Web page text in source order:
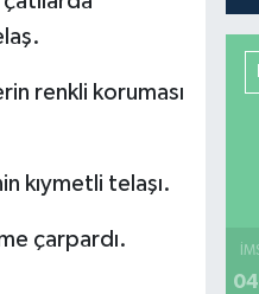
renkli koruması
kıymetli telaşı.
çarpardı.